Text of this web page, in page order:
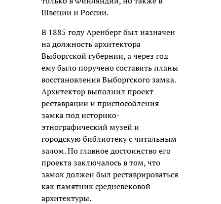
Швеции и России.
В 1885 году Аренберг был назначен
на должность архитектора
Выборгской губернии, а через год
ему было поручено составить планы
восстановления Выборгского замка.
Архитектор выполнил проект
реставрации и приспособления
замка под историко-
этнографический музей и
городскую библиотеку с читальным
залом. Но главное достоинство его
проекта заключалось в том, что
замок должен был реставрироваться
как памятник средневековой
архитектуры.